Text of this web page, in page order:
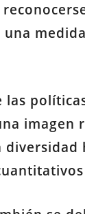
las
imagen